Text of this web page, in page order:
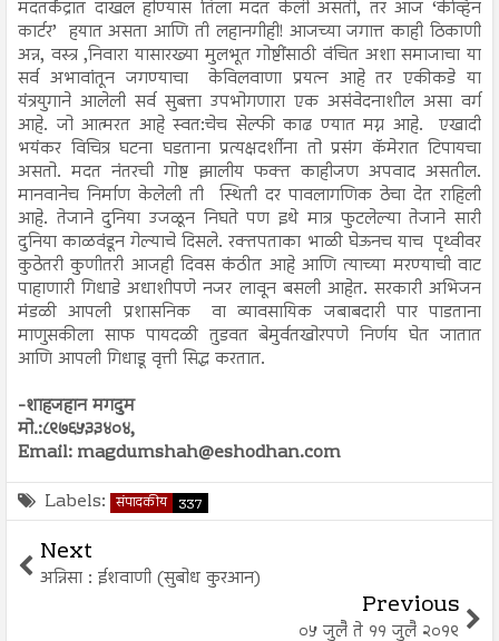
मदतकेंद्रात दाखल होण्यास तिला मदत केली असती, तर आज ‘केव्हिन
कार्टर’ हयात असता आणि ती लहानगीही! आजच्या जगात्त काही ठिकाणी
अन्न, वस्त्र ,निवारा यासारख्या मुलभूत गोष्टींसाठी वंचित अशा समाजाचा या
सर्व अभावांतून जगण्याचा केविलवाणा प्रयत्न आहे तर एकीकडे या
यंत्रयुगाने आलेली सर्व सुबत्ता उपभोगणारा एक असंवेदनाशील असा वर्ग
आहे. जो आत्मरत आहे स्वत:चेच सेल्फी काढ ण्यात मग्न आहे. एखादी
भयंकर विचित्र घटना घडताना प्रत्यक्षदर्शीना तो प्रसंग कॅमेरात टिपायचा
असतो. मदत नंतरची गोष्ट झालीय फक्त काहीजण अपवाद असतील.
मानवानेच निर्माण केलेली ती स्थिती दर पावलागणिक ठेचा देत राहिली
आहे. तेजाने दुनिया उजळून निघते पण इथे मात्र फुटलेल्या तेजाने सारी
दुनिया काळवंडून गेल्याचे दिसले. रक्तपताका भाळी घेऊनच याच पृथ्वीवर
कुठेतरी कुणीतरी आजही दिवस कंठीत आहे आणि त्याच्या मरण्याची वाट
पाहाणारी गिधाडे अधाशीपणे नजर लावून बसली आहेत. सरकारी अभिजन
मंडळी आपली प्रशासनिक वा व्यावसायिक जबाबदारी पार पाडताना
माणुसकीला साफ पायदळी तुडवत बेमुर्वतखोरपणे निर्णय घेत जातात
आणि आपली गिधाडू वृत्ती सिद्ध करतात.
-शाहजहान मगदुम
मो.:८९७६५३३४०४,
Email: magdumshah@eshodhan.com
Labels: संपादकीय 337
Next
अन्निसा : ईशवाणी (सुबोध कुरआन)
Previous
०५ जुलै ते ११ जुलै २०१९